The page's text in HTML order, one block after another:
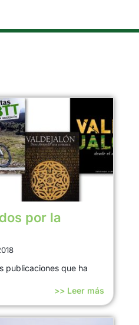
por la
publicaciones que ha
>> Leer más